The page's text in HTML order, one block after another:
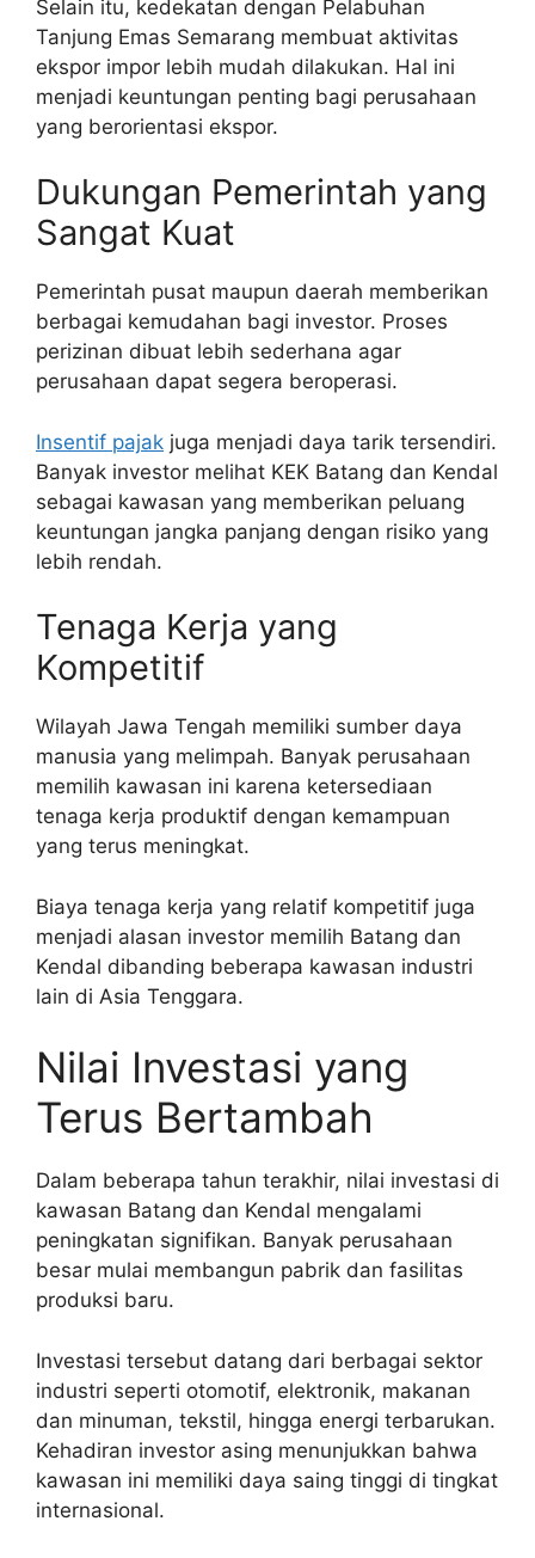
Selain itu, kedekatan dengan Pelabuhan
Tanjung Emas Semarang membuat aktivitas
ekspor impor lebih mudah dilakukan. Hal ini
menjadi keuntungan penting bagi perusahaan
yang berorientasi ekspor.
Dukungan Pemerintah yang
Sangat Kuat
Pemerintah pusat maupun daerah memberikan
berbagai kemudahan bagi investor. Proses
perizinan dibuat lebih sederhana agar
perusahaan dapat segera beroperasi.
Insentif pajak juga menjadi daya tarik tersendiri.
Banyak investor melihat KEK Batang dan Kendal
sebagai kawasan yang memberikan peluang
keuntungan jangka panjang dengan risiko yang
lebih rendah.
Tenaga Kerja yang
Kompetitif
Wilayah Jawa Tengah memiliki sumber daya
manusia yang melimpah. Banyak perusahaan
memilih kawasan ini karena ketersediaan
tenaga kerja produktif dengan kemampuan
yang terus meningkat.
Biaya tenaga kerja yang relatif kompetitif juga
menjadi alasan investor memilih Batang dan
Kendal dibanding beberapa kawasan industri
lain di Asia Tenggara.
Nilai Investasi yang
Terus Bertambah
Dalam beberapa tahun terakhir, nilai investasi di
kawasan Batang dan Kendal mengalami
peningkatan signifikan. Banyak perusahaan
besar mulai membangun pabrik dan fasilitas
produksi baru.
Investasi tersebut datang dari berbagai sektor
industri seperti otomotif, elektronik, makanan
dan minuman, tekstil, hingga energi terbarukan.
Kehadiran investor asing menunjukkan bahwa
kawasan ini memiliki daya saing tinggi di tingkat
internasional.